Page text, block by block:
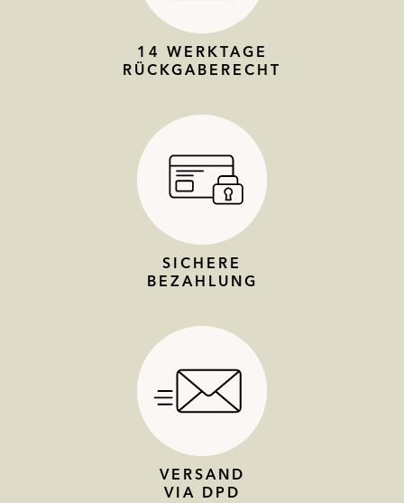
14 WERKTAGE
RÜCKGABERECHT
SICHERE
BEZAHLUNG
VERSAND
VIA DPD